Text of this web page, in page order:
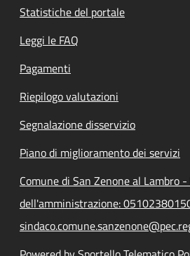
Statistiche del portale
Leggi le FAQ
Pagamenti
Riepilogo valutazioni
Segnalazione disservizio
Piano di miglioramento dei servizi
Comune di San Zenone al Lambro
dell'amministrazione: